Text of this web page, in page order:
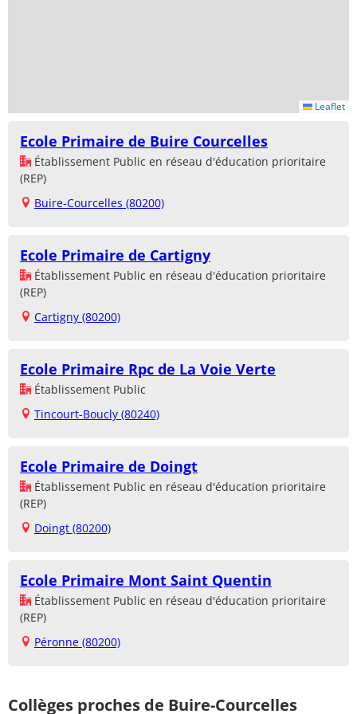
Leaflet
Ecole Primaire de Buire Courcelles
Établissement Public en réseau d'éducation prioritaire
(REP)
Buire-Courcelles (80200)
Ecole Primaire de Cartigny
Établissement Public en réseau d'éducation prioritaire
(REP)
Cartigny (80200)
Ecole Primaire Rpc de La Voie Verte
Établissement Public
Tincourt-Boucly (80240)
Ecole Primaire de Doingt
Établissement Public en réseau d'éducation prioritaire
(REP)
Doingt (80200)
Ecole Primaire Mont Saint Quentin
Établissement Public en réseau d'éducation prioritaire
(REP)
Péronne (80200)
Collèges proches de Buire-Courcelles